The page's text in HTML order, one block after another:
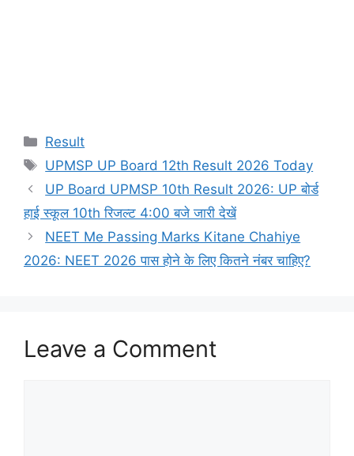
Categories
Result
Tags
UPMSP UP Board 12th Result 2026 Today
UP Board UPMSP 10th Result 2026: UP बोर्ड
हाई स्कूल 10th रिजल्ट 4:00 बजे जारी देखें
NEET Me Passing Marks Kitane Chahiye
2026: NEET 2026 पास होने के लिए कितने नंबर चाहिए?
Leave a Comment